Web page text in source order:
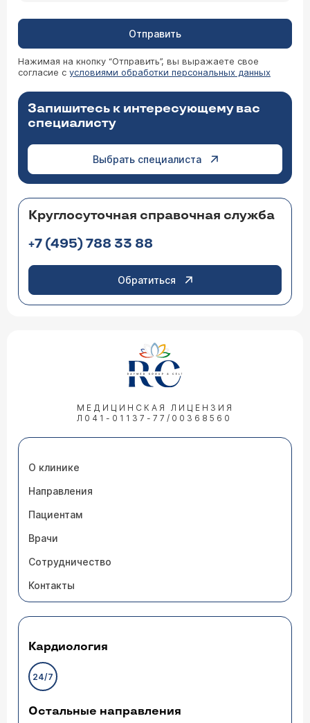
Отправить
Нажимая на кнопку “Отправить”, вы выражаете свое
согласие с условиями обработки персональных данных
Запишитесь к интересующему вас
специалисту
Выбрать специалиста
Круглосуточная справочная служба
+7 (495) 788 33 88
Обратиться
МЕДИЦИНСКАЯ ЛИЦЕНЗИЯ
Л041-01137-77/00368560
О клинике
Направления
Пациентам
Врачи
Сотрудничество
Контакты
Кардиология
24/7
Остальные направления